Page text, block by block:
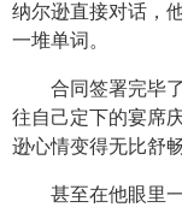
纳尔逊直接对话，
一堆单词。
合同签署完毕
往自己定下的宴席
逊心情变得无比舒畅
甚至在他眼里